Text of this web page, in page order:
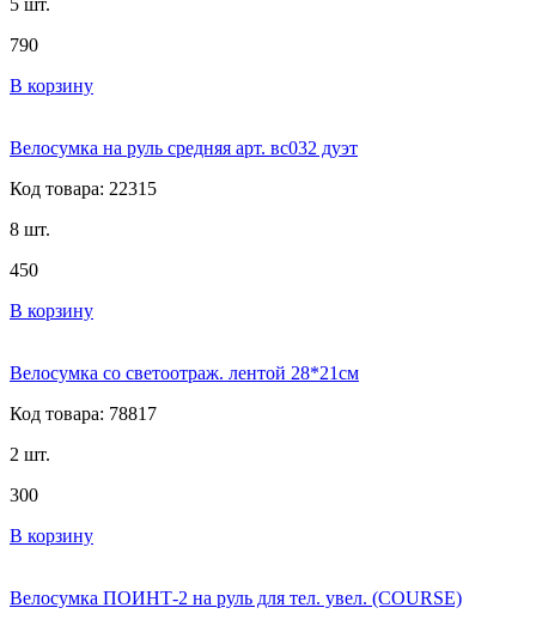
790
В корзину
Велосумка на руль средняя арт. вс032 дуэт
Код товара: 22315
8 шт.
450
В корзину
Велосумка со светоотраж. лентой 28*21см
Код товара: 78817
2 шт.
300
В корзину
Велосумка ПОИНТ-2 на руль для тел. увел. (COURSE)